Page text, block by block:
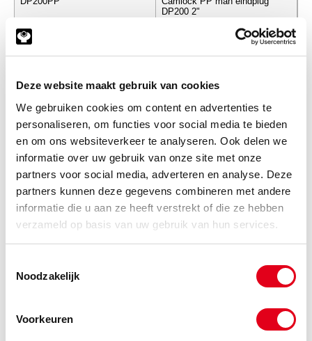
Deze website maakt gebruik van cookies
We gebruiken cookies om content en advertenties te
personaliseren, om functies voor social media te bieden
en om ons websiteverkeer te analyseren. Ook delen we
informatie over uw gebruik van onze site met onze
partners voor social media, adverteren en analyse. Deze
partners kunnen deze gegevens combineren met andere
informatie die u aan ze heeft verstrekt of die ze hebben
verzameld op basis van uw gebruik van hun services.
Noodzakelijk
Voorkeuren
DP200 2"
Info
DP300PP
Camlock PP man eindplug
DP300 3"
Info Stuks
Gerelateerde categorieën voor PP